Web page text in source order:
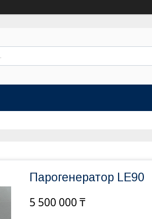
Парогенератор LE90
5 500 000 ₸